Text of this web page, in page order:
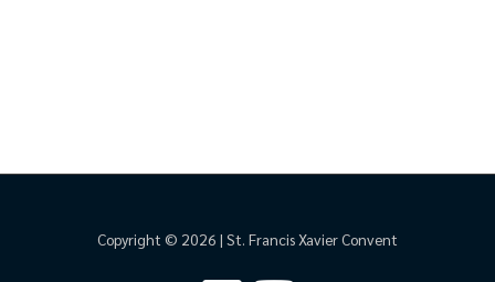
Copyright © 2026 | St. Francis Xavier Convent